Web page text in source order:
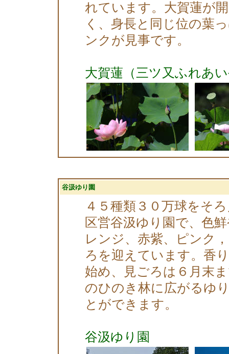
れています。大賀蓮が
く、身長と同じ位の葉
ンクが見事です。
大賀蓮（三ツ又ふれあ
谷汲ゆり園
４５種類３０万球をそ
区営谷汲ゆり園で、色
レンジ、赤紫、ピンク
ろを迎えています。香
始め、見ごろは６月末
のひのき林に広がるゆ
とができます。
谷汲ゆり園